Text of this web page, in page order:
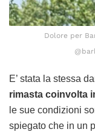
Dolore per
E’ stata la stessa
rimasta coinvolta
le sue condizioni
spiegato che in un